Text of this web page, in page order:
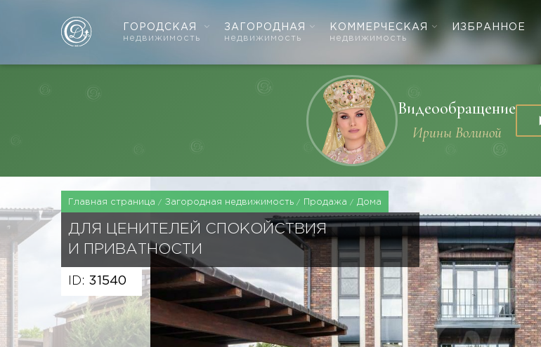
ГОРОДСКАЯ
недвижимость
ЗАГОРОДНАЯ
недвижимость
КОММЕРЧЕСКАЯ
недвижимость
ИЗБРАННОЕ
Видеообращение
Ирины Волиной
Главная страница Загородная недвижимость Продажа Дома
ДЛЯ ЦЕНИТЕЛЕЙ СПОКОЙСТВИЯ
И ПРИВАТНОСТИ
ID: 31540